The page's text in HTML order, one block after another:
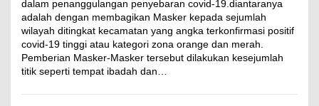
dalam penanggulangan penyebaran covid-19.diantaranya
adalah dengan membagikan Masker kepada sejumlah
wilayah ditingkat kecamatan yang angka terkonfirmasi positif
covid-19 tinggi atau kategori zona orange dan merah.
Pemberian Masker-Masker tersebut dilakukan kesejumlah
titik seperti tempat ibadah dan…